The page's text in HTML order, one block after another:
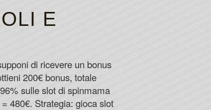
E
di ricevere un bonus
200€ bonus, totale
sulle slot di spinmama
480€. Strategia: gioca slot